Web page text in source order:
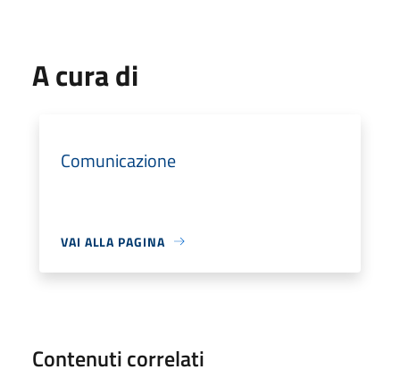
A cura di
Comunicazione
VAI ALLA PAGINA
Contenuti correlati